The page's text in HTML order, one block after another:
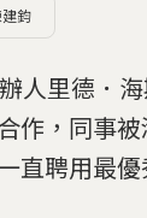
鈞
人里德．
作，同事
直聘用最優